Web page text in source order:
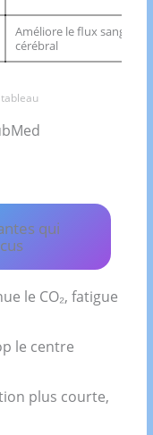
Améliore le flux sanguin
cérébral
qui
le CO₂, fatigue
le centre
plus courte,